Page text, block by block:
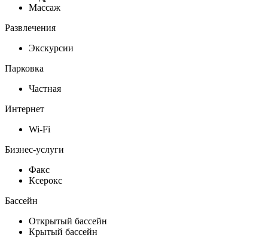
Массаж
Развлечения
Экскурсии
Парковка
Частная
Интернет
Wi-Fi
Бизнес-услуги
Факс
Ксерокс
Бассейн
Открытый бассейн
Крытый бассейн